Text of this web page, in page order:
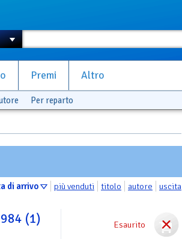
Premi Altro
Per reparto
di arrivo più venduti titolo autore uscita
Esaurito
(1)